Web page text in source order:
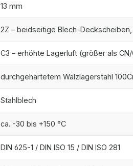
13 mm
2Z – beidseitige Blech-
C3 – erhöhte Lagerluft (größer als CN/
durchgehärtetem Wälzlagerstahl
Stahlblech
ca. -30 bis +150 °C
DIN 625-1 / DIN ISO 15 / DIN ISO 281